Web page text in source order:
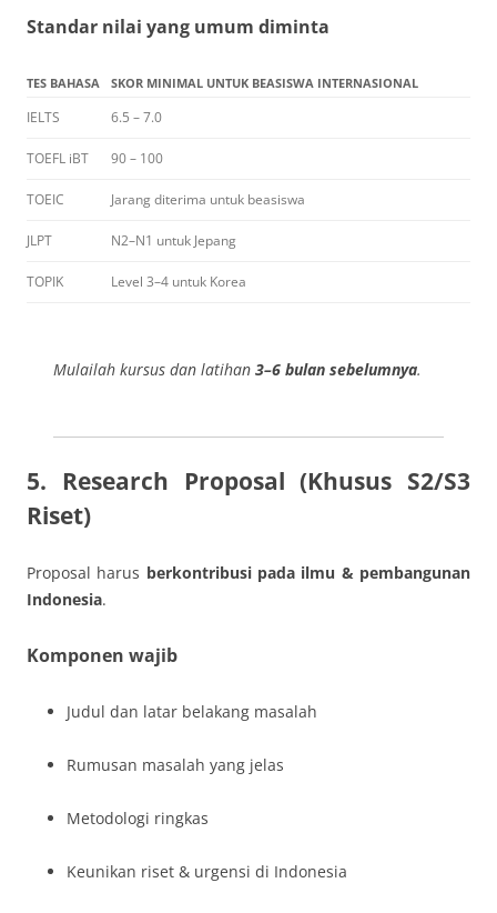
Standar nilai yang umum diminta
TES BAHASA SKOR MINIMAL UNTUK BEASISWA INTERNASIONAL
IELTS 6.5 – 7.0
TOEFL iBT 90 – 100
TOEIC Jarang diterima untuk beasiswa
JLPT N2–N1 untuk Jepang
TOPIK Level 3–4 untuk Korea
Mulailah kursus dan latihan 3–6 bulan sebelumnya.
5. Research Proposal (Khusus S2/S3
Riset)
Proposal harus berkontribusi pada ilmu & pembangunan
Indonesia.
Komponen wajib
Judul dan latar belakang masalah
Rumusan masalah yang jelas
Metodologi ringkas
Keunikan riset & urgensi di Indonesia